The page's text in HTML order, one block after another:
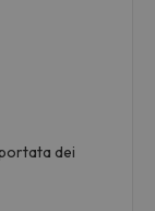
dei